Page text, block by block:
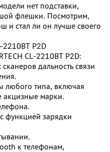
нет подставки,
флешки. Посмотрим,
и стал ли он лучше своего
CL‑2210BT P2D:
дальность связи
любого типа, включая
акцизные марки.
функцией зарядки
к телефонам,